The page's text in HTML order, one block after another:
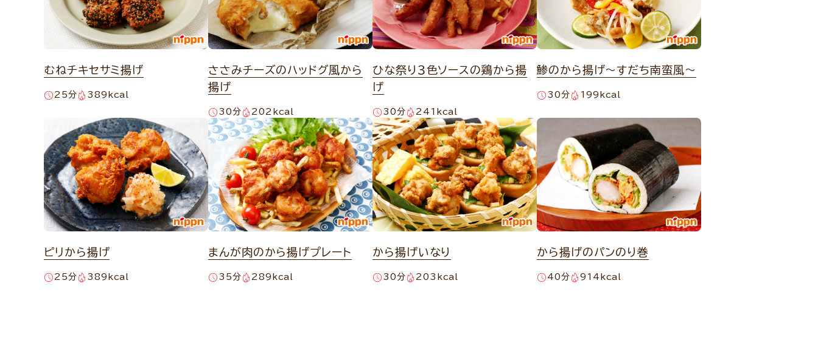
むねチキセサミ揚げ
25分 389kcal
ささみチーズのハッドグ風から
揚げ
30分 202kcal
ひな祭り３色ソースの鶏から揚
げ
30分 241kcal
鯵のから揚げ～すだち南蛮風～
30分 199kcal
ピリから揚げ
25分 389kcal
まんが肉のから揚げプレート
35分 289kcal
から揚げいなり
30分 203kcal
から揚げのパンのり巻
40分 914kcal